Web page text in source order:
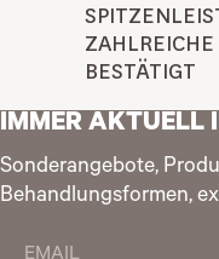
BESTÄTIGT
IMMER AKTUELL
Sonderangebote,
Behandlungsformen,